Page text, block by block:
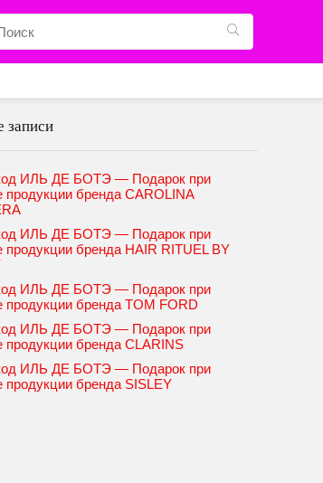
записи
ИЛЬ ДЕ БОТЭ — Подарок при
продукции бренда CAROLINA
ИЛЬ ДЕ БОТЭ — Подарок при
продукции бренда HAIR RITUEL BY
ИЛЬ ДЕ БОТЭ — Подарок при
продукции бренда TOM FORD
ИЛЬ ДЕ БОТЭ — Подарок при
продукции бренда CLARINS
ИЛЬ ДЕ БОТЭ — Подарок при
продукции бренда SISLEY